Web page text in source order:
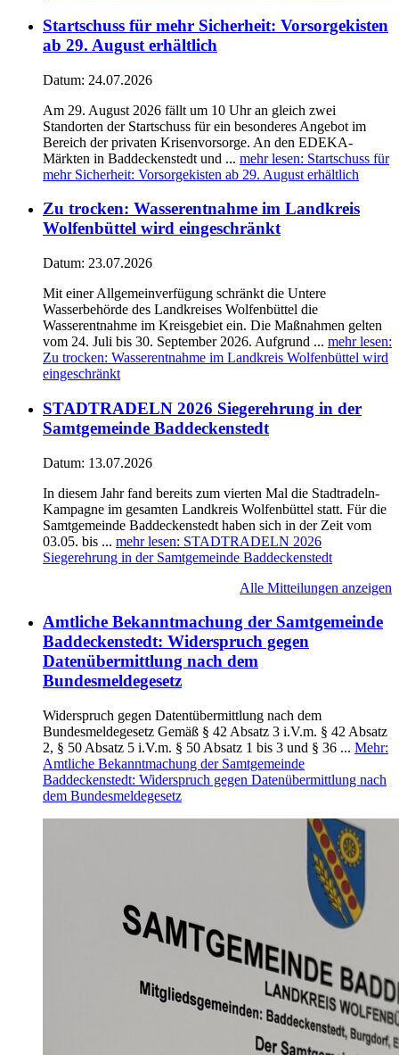
Startschuss für mehr Sicherheit: Vorsorgekisten
ab 29. August erhältlich
Datum: 24.07.2026
Am 29. August 2026 fällt um 10 Uhr an gleich zwei
Standorten der Startschuss für ein besonderes Angebot im
Bereich der privaten Krisenvorsorge. An den EDEKA-
Märkten in Baddeckenstedt und ... mehr lesen: Startschuss für
mehr Sicherheit: Vorsorgekisten ab 29. August erhältlich
Zu trocken: Wasserentnahme im Landkreis
Wolfenbüttel wird eingeschränkt
Datum: 23.07.2026
Mit einer Allgemeinverfügung schränkt die Untere
Wasserbehörde des Landkreises Wolfenbüttel die
Wasserentnahme im Kreisgebiet ein. Die Maßnahmen gelten
vom 24. Juli bis 30. September 2026. Aufgrund ... mehr lesen:
Zu trocken: Wasserentnahme im Landkreis Wolfenbüttel wird
eingeschränkt
STADTRADELN 2026 Siegerehrung in der
Samtgemeinde Baddeckenstedt
Datum: 13.07.2026
In diesem Jahr fand bereits zum vierten Mal die Stadtradeln-
Kampagne im gesamten Landkreis Wolfenbüttel statt. Für die
Samtgemeinde Baddeckenstedt haben sich in der Zeit vom
03.05. bis ... mehr lesen: STADTRADELN 2026
Siegerehrung in der Samtgemeinde Baddeckenstedt
Alle Mitteilungen anzeigen
Amtliche Bekanntmachung der Samtgemeinde
Baddeckenstedt: Widerspruch gegen
Datenübermittlung nach dem
Bundesmeldegesetz
Widerspruch gegen Datentübermittlung nach dem
Bundesmeldegesetz Gemäß § 42 Absatz 3 i.V.m. § 42 Absatz
2, § 50 Absatz 5 i.V.m. § 50 Absatz 1 bis 3 und § 36 ... Mehr:
Amtliche Bekanntmachung der Samtgemeinde
Baddeckenstedt: Widerspruch gegen Datenübermittlung nach
dem Bundesmeldegesetz